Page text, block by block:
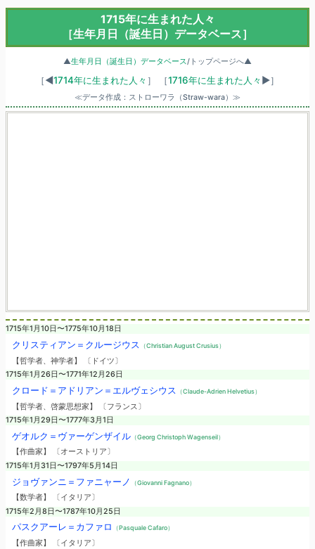
1715年に生まれた人々
［生年月日（誕生日）データベース］
▲生年月日（誕生日）データベース/トップページへ▲
［◀1714年に生まれた人々 ］ ［1716年に生まれた人々 ▶］
≪データ作成：ストローワラ（Straw-wara）≫
1715年1月10日〜1775年10月18日
クリスティアン＝クルージウス （Christian August Crusius）
【哲学者、神学者】 〔ドイツ〕
1715年1月26日〜1771年12月26日
クロード＝アドリアン＝エルヴェシウス （Claude-Adrien Helvetius）
【哲学者、啓蒙思想家】 〔フランス〕
1715年1月29日〜1777年3月1日
ゲオルク＝ヴァーゲンザイル（Georg Christoph Wagenseil）
【作曲家】 〔オーストリア〕
1715年1月31日〜1797年5月14日
ジョヴァンニ＝ファニャーノ （Giovanni Fagnano）
【数学者】 〔イタリア〕
1715年2月8日〜1787年10月25日
パスクアーレ＝カファロ （Pasquale Cafaro）
【作曲家】 〔イタリア〕